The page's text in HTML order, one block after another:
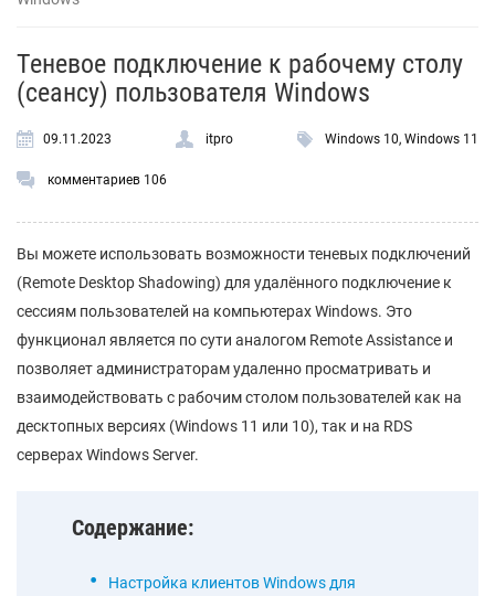
Теневое подключение к рабочему столу
(сеансу) пользователя Windows
09.11.2023 itpro Windows 10, Windows 11
комментариев 106
Вы можете использовать возможности теневых подключений
(Remote Desktop Shadowing) для удалённого подключение к
сессиям пользователей на компьютерах Windows. Это
функционал является по сути аналогом Remote Assistance и
позволяет администраторам удаленно просматривать и
взаимодействовать с рабочим столом пользователей как на
десктопных версиях (Windows 11 или 10), так и на RDS
серверах Windows Server.
Содержание:
Настройка клиентов Windows для